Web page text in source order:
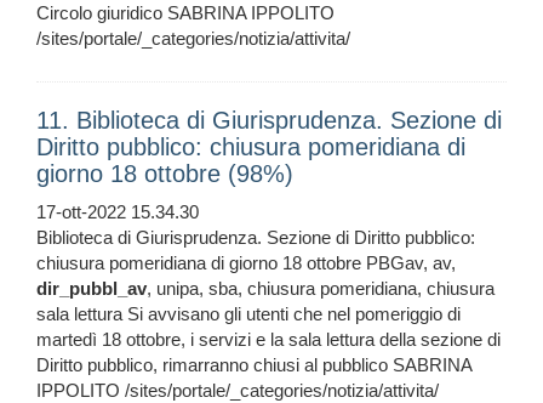
Circolo giuridico SABRINA IPPOLITO
/sites/portale/_categories/notizia/attivita/
11. Biblioteca di Giurisprudenza. Sezione di
Diritto pubblico: chiusura pomeridiana di
giorno 18 ottobre (98%)
17-ott-2022 15.34.30
Biblioteca di Giurisprudenza. Sezione di Diritto pubblico:
chiusura pomeridiana di giorno 18 ottobre PBGav, av,
dir_pubbl_av, unipa, sba, chiusura pomeridiana, chiusura
sala lettura Si avvisano gli utenti che nel pomeriggio di
martedì 18 ottobre, i servizi e la sala lettura della sezione di
Diritto pubblico, rimarranno chiusi al pubblico SABRINA
IPPOLITO /sites/portale/_categories/notizia/attivita/